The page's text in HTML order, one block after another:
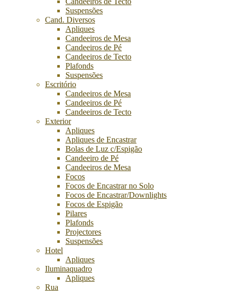
Suspensões
Cand. Diversos
Apliques
Candeeiros de Mesa
Candeeiros de Pé
Candeeiros de Tecto
Plafonds
Suspensões
Escritório
Candeeiros de Mesa
Candeeiros de Pé
Candeeiros de Tecto
Exterior
Apliques
Apliques de Encastrar
Bolas de Luz c/Espigão
Candeeiro de Pé
Candeeiros de Mesa
Focos
Focos de Encastrar no Solo
Focos de Encastrar/Downlights
Focos de Espigão
Pilares
Plafonds
Projectores
Suspensões
Hotel
Apliques
Iluminaquadro
Apliques
Rua